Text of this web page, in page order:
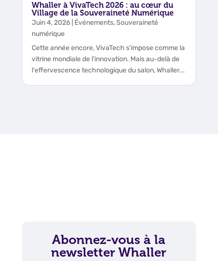
Whaller à VivaTech 2026 : au cœur du
Village de la Souveraineté Numérique
Juin 4, 2026| Événements,Souveraineté
numérique
Cette année encore, VivaTech s'impose comme la
vitrine mondiale de l'innovation. Mais au-delà de
l'effervescence technologique du salon, Whaller...
Abonnez-vous à la
newsletter Whaller